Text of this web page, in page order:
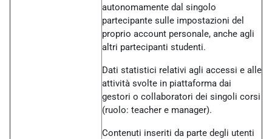
autonomamente dal singolo
partecipante sulle impostazioni del
proprio account personale, anche agli
altri partecipanti studenti.
Dati statistici relativi agli accessi e alle
attività svolte in piattaforma dai
gestori o collaboratori dei singoli corsi
(ruolo: teacher e manager).
Contenuti inseriti da parte degli utenti